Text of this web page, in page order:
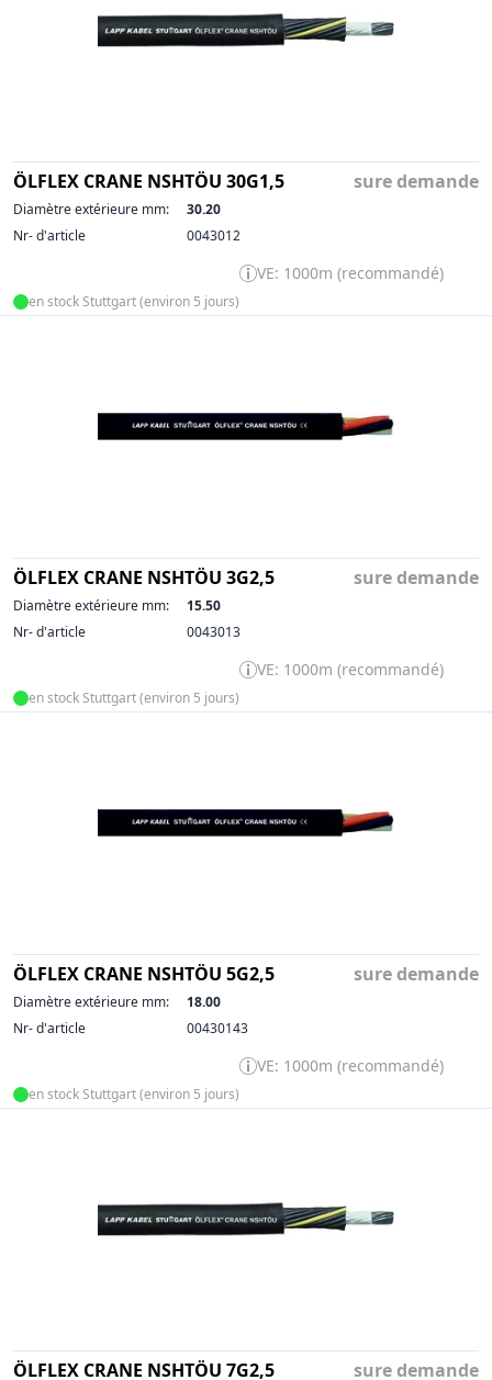
ÖLFLEX CRANE NSHTÖU 30G1,5 sure demande
Diamètre extérieure mm:
30.20
Nr- d'article
0043012
VE: 1000m (recommandé)
en stock Stuttgart (environ 5 jours)
ÖLFLEX CRANE NSHTÖU 3G2,5 sure demande
Diamètre extérieure mm:
15.50
Nr- d'article
0043013
VE: 1000m (recommandé)
en stock Stuttgart (environ 5 jours)
ÖLFLEX CRANE NSHTÖU 5G2,5 sure demande
Diamètre extérieure mm:
18.00
Nr- d'article
00430143
VE: 1000m (recommandé)
en stock Stuttgart (environ 5 jours)
ÖLFLEX CRANE NSHTÖU 7G2,5 sure demande